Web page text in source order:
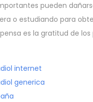
pueden
o estudiando para
es la gratitud de los
internet
generica